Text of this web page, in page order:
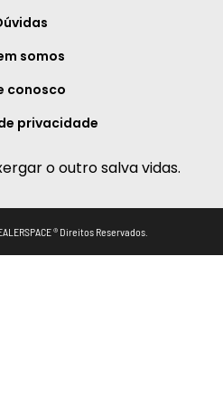
somos
conosco
privacidade
o outro salva vidas.
® Direitos Reservados.